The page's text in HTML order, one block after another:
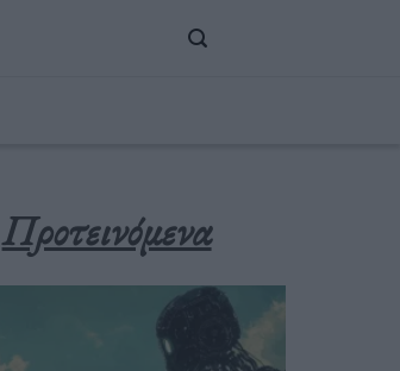
Προτεινόμενα